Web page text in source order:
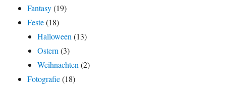
Fantasy(19)
Feste(18)
Halloween(13)
Ostern(3)
Weihnachten(2)
Fotografie(18)